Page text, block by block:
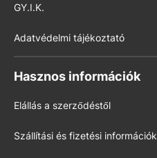
GY.I.K.
Adatvédelmi tájékoztató
Hasznos információk
Elállás a szerződéstől
Szállítási és fizetési információk